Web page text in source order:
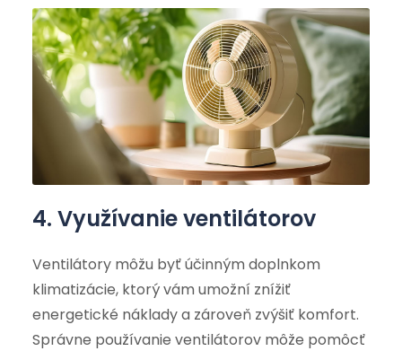
4. Využívanie ventilátorov
Ventilátory môžu byť účinným doplnkom
klimatizácie, ktorý vám umožní znížiť
energetické náklady a zároveň zvýšiť komfort.
Správne používanie ventilátorov môže pomôcť